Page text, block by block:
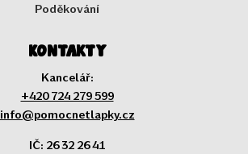
Poděkování
Kontakty
Kancelář:
+420 724 279 599
info@pomocnetlapky.cz
IČ: 26 32 26 41